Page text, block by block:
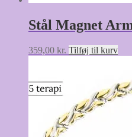
Stål Magnet
359,00 kr. Tilføj til kurv